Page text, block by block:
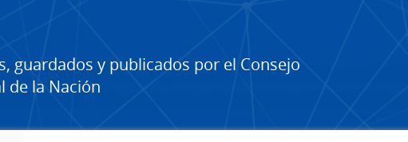
guardados y publicados por el Consejo
de la Nación